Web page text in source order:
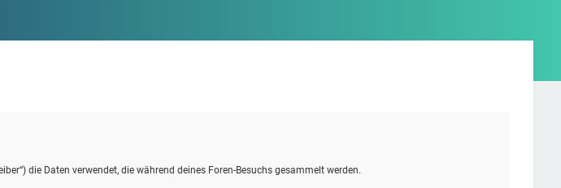
die Daten verwendet, die während deines Foren-Besuchs gesammelt werden.